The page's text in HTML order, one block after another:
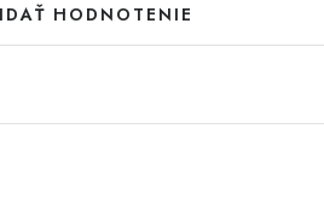
HODNOTENIE